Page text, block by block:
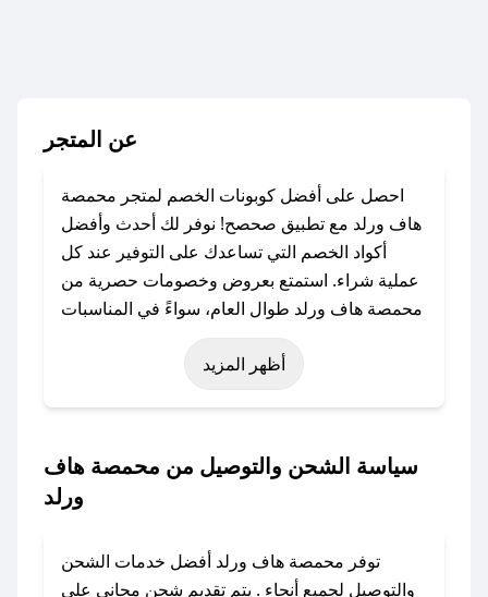
عن المتجر
احصل على أفضل كوبونات الخصم لمتجر محمصة
هاف ورلد مع تطبيق صحصح! نوفر لك أحدث وأفضل
أكواد الخصم التي تساعدك على التوفير عند كل
عملية شراء. استمتع بعروض وخصومات حصرية من
محمصة هاف ورلد طوال العام، سواءً في المناسبات
مثل عيد الفطر، عيد الأضحى، الجمعة البيضاء (شهر
نوفمبر)، رمضان، اليوم الوطني، يوم التأسيس، أو
حتى عروض خاصة أخرى.
ورلد؟
باستخدام تطبيق صحصح، يمكنك العثور بسهولة على
الكوبون، تواصل معنا عبر تويتر أو البريد الإلكتروني
لإضافته بسرعة.
أظهر المزيد
سياسة الشحن والتوصيل من محمصة هاف
ورلد
توفر محمصة هاف ورلد أفضل خدمات الشحن
والتوصيل لجميع أنحاء . يتم تقديم شحن مجاني على